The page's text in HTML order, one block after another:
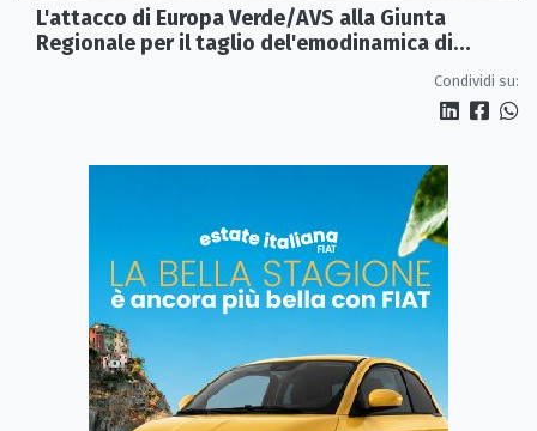
L'attacco di Europa Verde/AVS alla Giunta
Regionale per il taglio del'emodinamica di
Condividi su: